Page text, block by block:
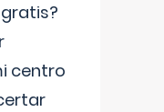
centro